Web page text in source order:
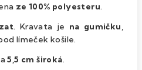
ze 100% polyesteru.
. Kravata je na gumičku,
límeček košile.
a5,5 cm široká.